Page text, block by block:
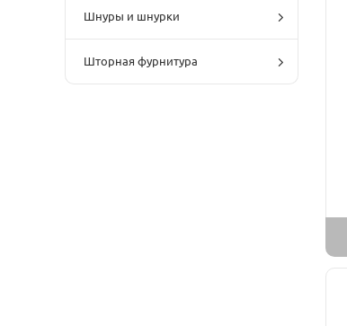
Шнуры и шнурки
Шторная фурнитура